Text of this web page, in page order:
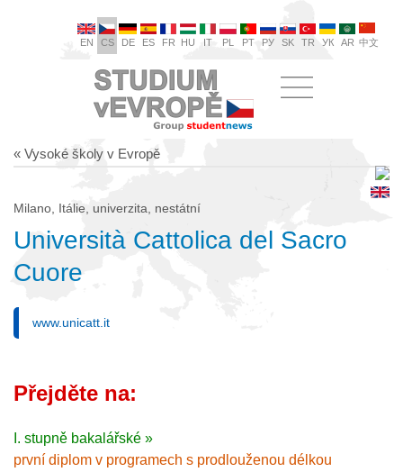
EN CS DE ES FR HU IT PL PT РУ SK TR УК AR 中文
« Vysoké školy v Evropě
Milano, Itálie, univerzita, nestátní
Università Cattolica del Sacro
Cuore
www.unicatt.it
Přejděte na:
I. stupně bakalářské »
první diplom v programech s prodlouženou délkou